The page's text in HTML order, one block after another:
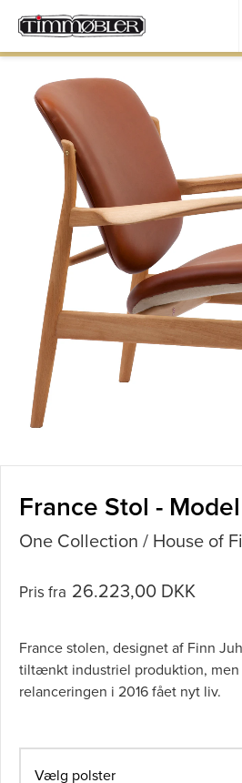
France Stol -
One Collection / House of
Pris fra 26.223,00 DKK
France stolen, designet af Finn
tiltænkt industriel produktion, men
relanceringen i 2016 fået nyt liv.
Vælg polster